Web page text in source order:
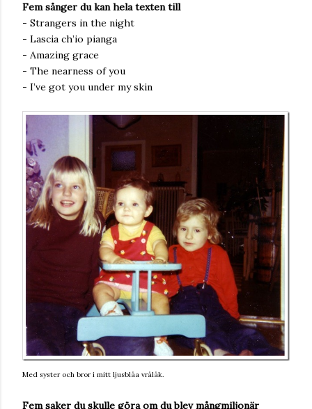
Fem sånger du kan hela texten till
- Strangers in the night
- Lascia ch’io pianga
- Amazing grace
- The nearness of you
- I’ve got you under my skin
Med syster och bror i mitt ljusblåa vrålåk.
Fem saker du skulle göra om du blev mångmiljonär